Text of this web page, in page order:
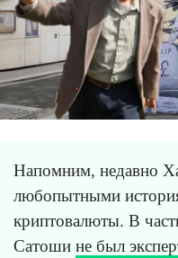
Напомним, недавно
любопытными
криптовалюты. В
Сатоши не был